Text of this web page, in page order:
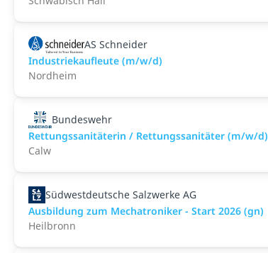
AS Schneider
Industriekaufleute (m/w/d)
Nordheim
Bundeswehr
Rettungssanitäterin / Rettungssanitäter (m/w/d)
Calw
Südwestdeutsche Salzwerke AG
Ausbildung zum Mechatroniker - Start 2026 (gn)
Heilbronn